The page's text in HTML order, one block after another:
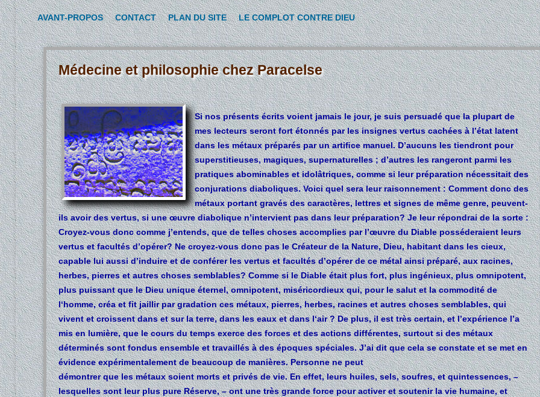
Aller
au
contenu
principal
AVANT-PROPOS CONTACT PLAN DU SITE LE COMPLOT CONTRE DIEU
Médecine et philosophie chez Paracelse
Si nos présents écrits voient jamais le jour, je suis persuadé que la plupart de
mes lecteurs seront fort étonnés par les insignes vertus cachées à l’état latent
dans les métaux préparés par un artiﬁce manuel. D’aucuns les tiendront pour
superstitieuses, magiques, supernaturelles ; d’autres les rangeront parmi les
pratiques abominables et idolâtriques, comme si leur préparation nécessitait des
conjurations diaboliques. Voici quel sera leur raisonnement : Comment donc des
métaux portant gravés des caractères, lettres et signes de même genre, peuvent-
ils avoir des vertus, si une œuvre diabolique n’intervient pas dans leur préparation? Je leur répondrai de la sorte :
Croyez-vous donc comme j’entends, que de telles choses accomplies par l’œuvre du Diable posséderaient leurs
vertus et facultés d’opérer? Ne croyez-vous donc pas le Créateur de la Nature, Dieu, habitant dans les cieux,
capable lui aussi d’induire et de conférer les vertus et facultés d’opérer de ce métal ainsi préparé, aux racines,
herbes, pierres et autres choses semblables?Comme si le Diable était plus fort, plus ingénieux, plus omnipotent,
plus puissant que le Dieu unique éternel, omnipotent, miséricordieux qui, pour le salut et la commodité de
l‘homme, créa et fit jaillir par gradation ces métaux, pierres, herbes, racines et autres choses semblables, qui
vivent et croissent dans et sur la terre, dans les eaux et dans l‘air ? De plus, il est très certain, et l’expérience l’a
mis en lumière, que le cours du temps exerce des forces et des actions différentes, surtout si des métaux
déterminés sont fondus ensemble et travaillés à des époques spéciales. J’ai dit que cela se constate et se met en
évidence expérimentalement de beaucoup de manières. Personne ne peut
démontrer que les métaux soient morts et privés de vie. En effet, leurs huiles, sels, soufres, et quintessences, –
lesquelles sont leur plus pure Réserve, – ont une très grande force pour activer et soutenir la vie humaine, et